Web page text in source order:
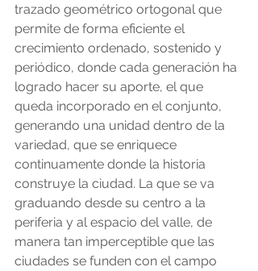
trazado geométrico ortogonal que
permite de forma eficiente el
crecimiento ordenado, sostenido y
periódico, donde cada generación ha
logrado hacer su aporte, el que
queda incorporado en el conjunto,
generando una unidad dentro de la
variedad, que se enriquece
continuamente donde la historia
construye la ciudad. La que se va
graduando desde su centro a la
periferia y al espacio del valle, de
manera tan imperceptible que las
ciudades se funden con el campo